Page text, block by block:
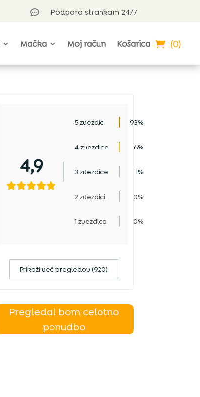
 Podpora strankam 24/7
Mačka Moj račun Košarica (0)
4,9
5 zvezdic 93%
4 zvezdice 6%
3 zvezdice 1%
2 zvezdici 0%
1 zvezdica 0%
Prikaži več pregledov (920)
Pregledal bom celotno
ponudbo